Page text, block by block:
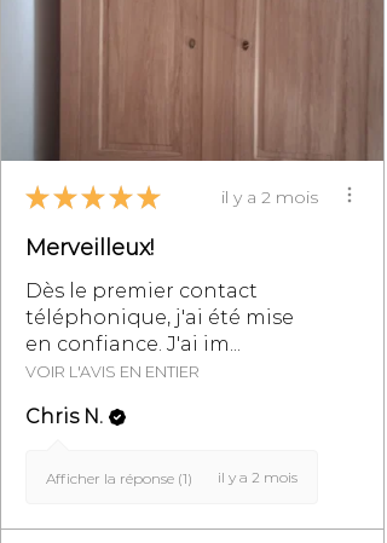
particulièrement au §8.
★ ★ ★ ★ ★ il y a 2 mois
Merveilleux!
Dès le premier contact
téléphonique, j'ai été mise
en confiance. J'ai im...
VOIR L'AVIS EN ENTIER
Chris N.
Afficher la réponse (1) il y a 2 mois